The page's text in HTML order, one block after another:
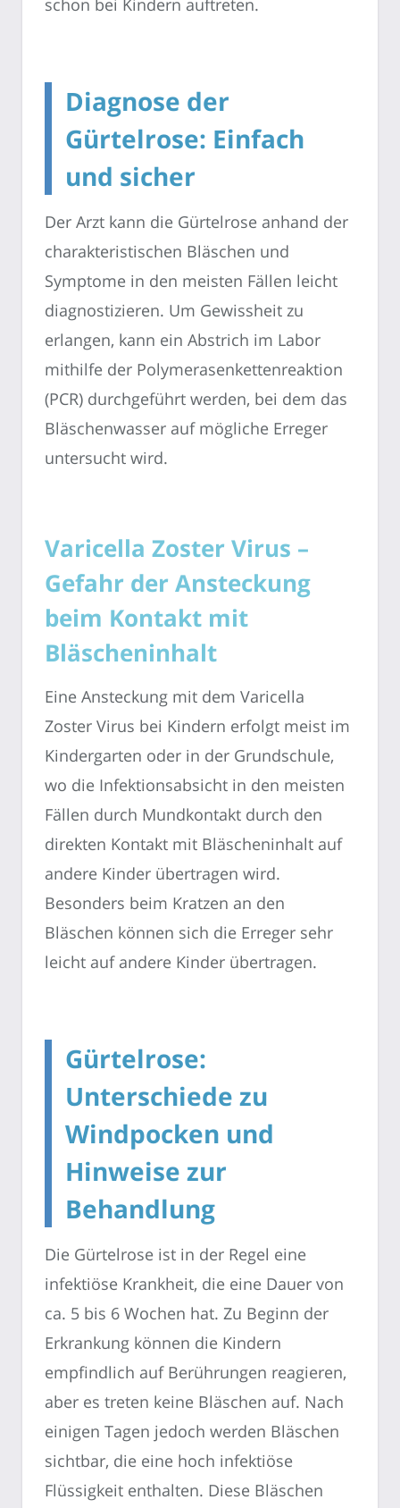
schon bei Kindern auftreten.
Diagnose der
Gürtelrose: Einfach
und sicher
Der Arzt kann die Gürtelrose anhand der
charakteristischen Bläschen und
Symptome in den meisten Fällen leicht
diagnostizieren. Um Gewissheit zu
erlangen, kann ein Abstrich im Labor
mithilfe der Polymerasenkettenreaktion
(PCR) durchgeführt werden, bei dem das
Bläschenwasser auf mögliche Erreger
untersucht wird.
Varicella Zoster Virus –
Gefahr der Ansteckung
beim Kontakt mit
Bläscheninhalt
Eine Ansteckung mit dem Varicella
Zoster Virus bei Kindern erfolgt meist im
Kindergarten oder in der Grundschule,
wo die Infektionsabsicht in den meisten
Fällen durch Mundkontakt durch den
direkten Kontakt mit Bläscheninhalt auf
andere Kinder übertragen wird.
Besonders beim Kratzen an den
Bläschen können sich die Erreger sehr
leicht auf andere Kinder übertragen.
Gürtelrose:
Unterschiede zu
Windpocken und
Hinweise zur
Behandlung
Die Gürtelrose ist in der Regel eine
infektiöse Krankheit, die eine Dauer von
ca. 5 bis 6 Wochen hat. Zu Beginn der
Erkrankung können die Kindern
empfindlich auf Berührungen reagieren,
aber es treten keine Bläschen auf. Nach
einigen Tagen jedoch werden Bläschen
sichtbar, die eine hoch infektiöse
Flüssigkeit enthalten. Diese Bläschen